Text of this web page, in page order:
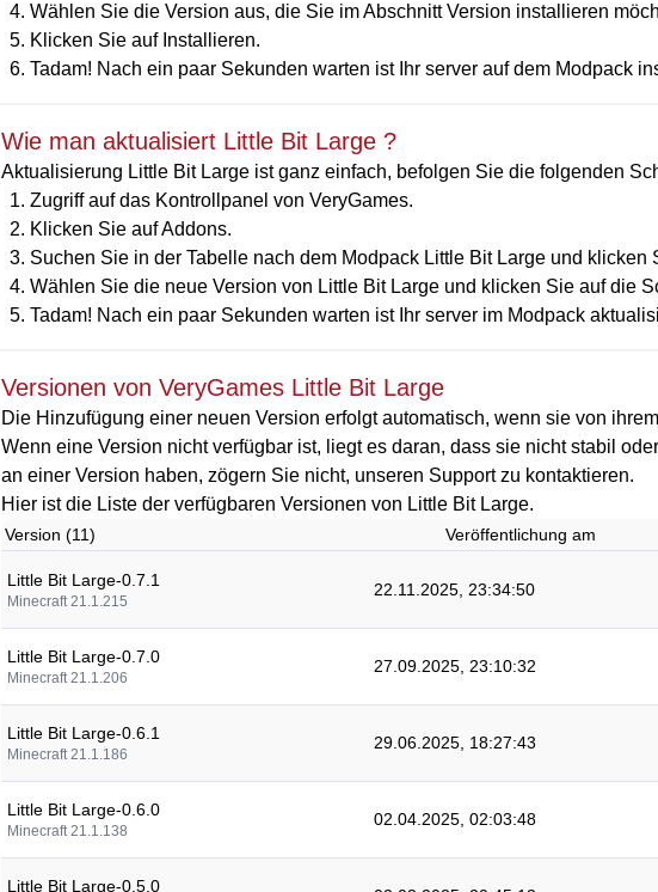
Wählen Sie die Version aus, die Sie im Abschnitt Version installieren
Klicken Sie auf Installieren.
Tadam! Nach ein paar Sekunden warten ist Ihr server auf dem Modpack
Wie man aktualisiert Little Bit Large ?
Aktualisierung Little Bit Large ist ganz einfach, befolgen Sie die folgenden
Zugriff auf das Kontrollpanel von VeryGames.
Klicken Sie auf Addons.
Suchen Sie in der Tabelle nach dem Modpack Little Bit Large und
Wählen Sie die neue Version von Little Bit Large und klicken Sie auf die
Tadam! Nach ein paar Sekunden warten ist Ihr server im Modpack
Versionen von VeryGames Little Bit Large
Die Hinzufügung einer neuen Version erfolgt automatisch, wenn sie von
Wenn eine Version nicht verfügbar ist, liegt es daran, dass sie nicht stabil
an einer Version haben, zögern Sie nicht, unseren Support zu kontaktieren.
Hier ist die Liste der verfügbaren Versionen von Little Bit Large.
Version (11) Veröffentlichung am
Little Bit Large-0.7.1
Minecraft 21.1.215
22.11.2025, 23:34:50
Little Bit Large-0.7.0
Minecraft 21.1.206
27.09.2025, 23:10:32
Little Bit Large-0.6.1
Minecraft 21.1.186
29.06.2025, 18:27:43
Little Bit Large-0.6.0
Minecraft 21.1.138
02.04.2025, 02:03:48
Little Bit Large-0.5.0